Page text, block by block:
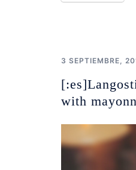
3 SEPTIEMBRE,
with